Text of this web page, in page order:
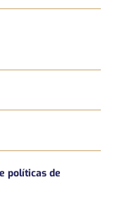
políticas de